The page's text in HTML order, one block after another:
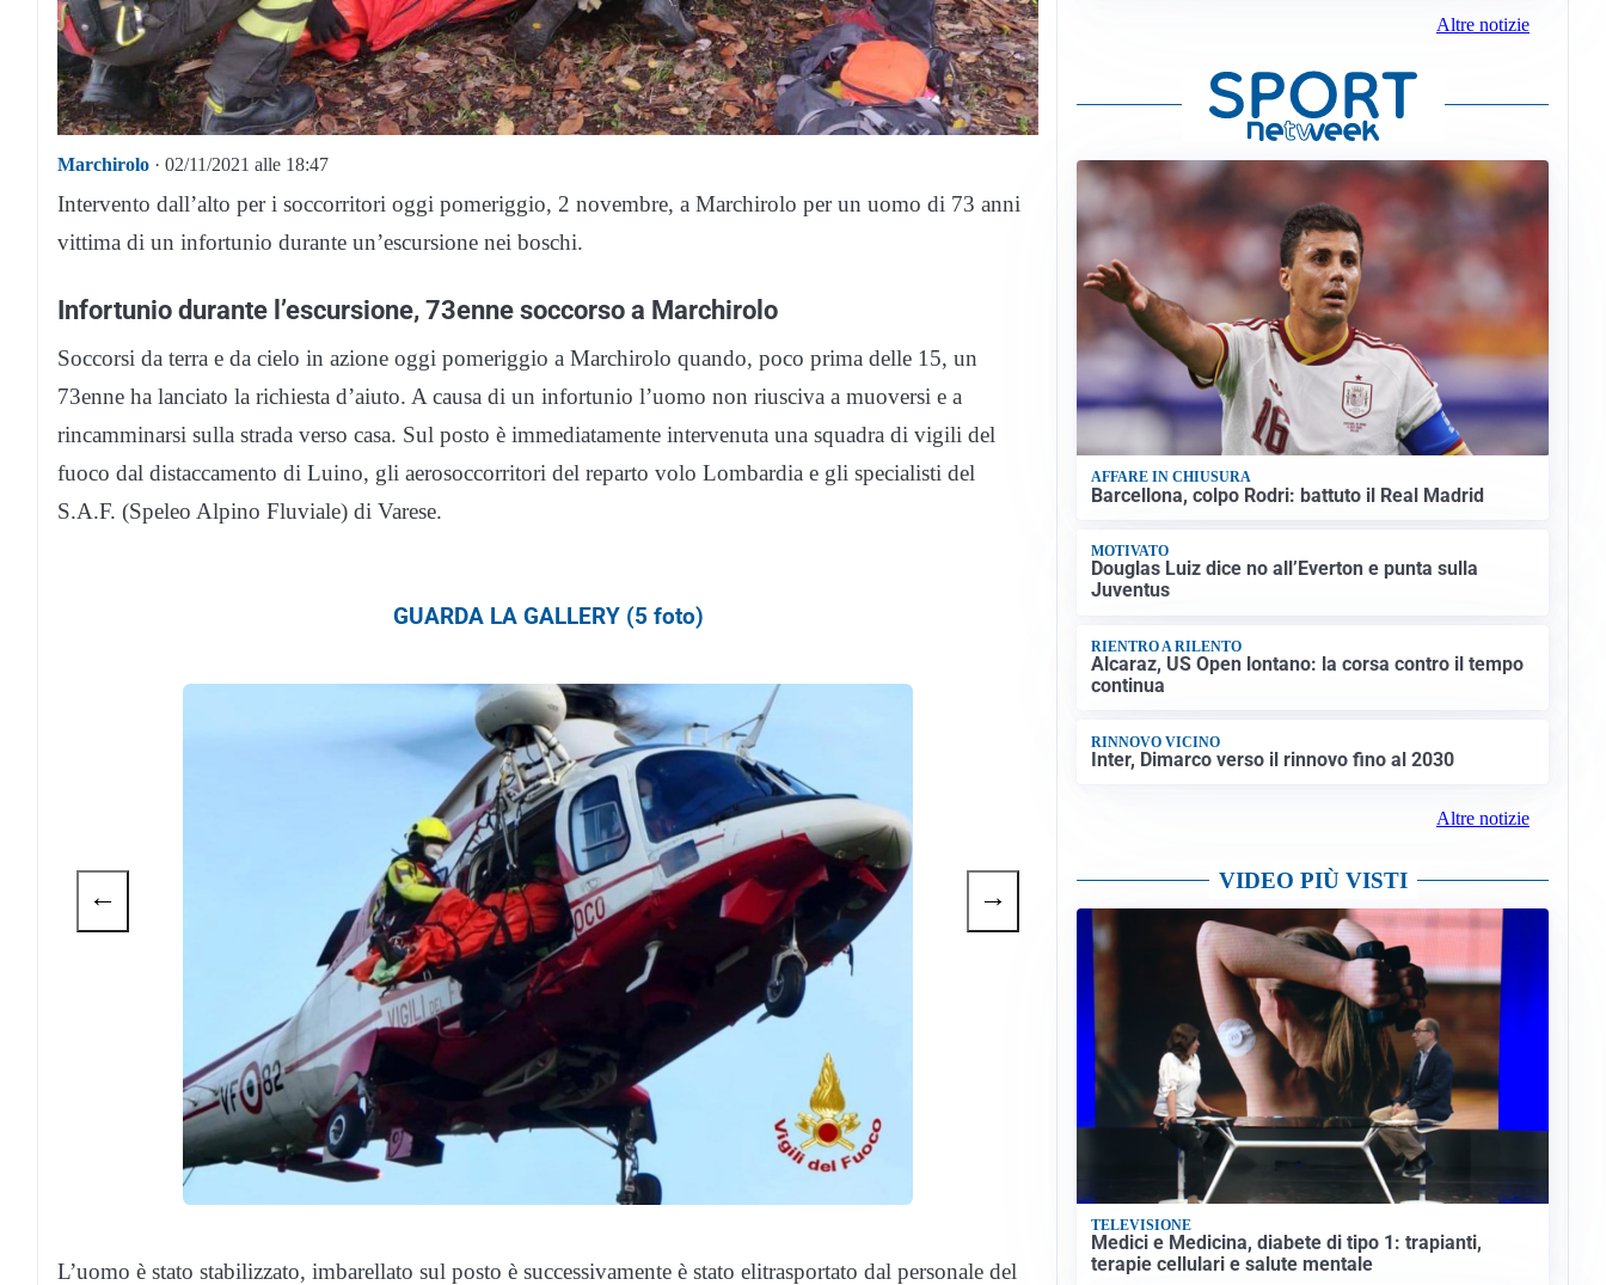
Marchirolo · 02/11/2021 alle 18:47
Intervento dall’alto per i soccorritori oggi pomeriggio, 2 novembre, a Marchirolo per un uomo di 73 anni
vittima di un infortunio durante un’escursione nei boschi.
Infortunio durante l’escursione, 73enne soccorso a Marchirolo
Soccorsi da terra e da cielo in azione oggi pomeriggio a Marchirolo quando, poco prima delle 15, un
73enne ha lanciato la richiesta d’aiuto. A causa di un infortunio l’uomo non riusciva a muoversi e a
rincamminarsi sulla strada verso casa. Sul posto è immediatamente intervenuta una squadra di vigili del
fuoco dal distaccamento di Luino, gli aerosoccorritori del reparto volo Lombardia e gli specialisti del
S.A.F. (Speleo Alpino Fluviale) di Varese.
GUARDA LA GALLERY (5 foto)
← →
L’uomo è stato stabilizzato, imbarellato sul posto è successivamente è stato elitrasportato dal personale del
Altre notizie
AFFARE IN CHIUSURA
Barcellona, colpo Rodri: battuto il Real Madrid
MOTIVATO
Douglas Luiz dice no all’Everton e punta sulla
Juventus
RIENTRO A RILENTO
Alcaraz, US Open lontano: la corsa contro il tempo
continua
RINNOVO VICINO
Inter, Dimarco verso il rinnovo fino al 2030
Altre notizie
VIDEO PIÙ VISTI
TELEVISIONE
Medici e Medicina, diabete di tipo 1: trapianti,
terapie cellulari e salute mentale